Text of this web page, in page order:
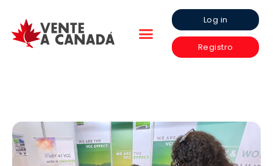
Log in
Registro